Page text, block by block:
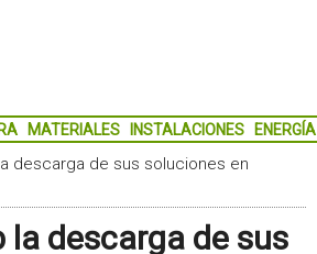
MATERIALES INSTALACIONES ENERGÍA
descarga de sus soluciones en
descarga de sus